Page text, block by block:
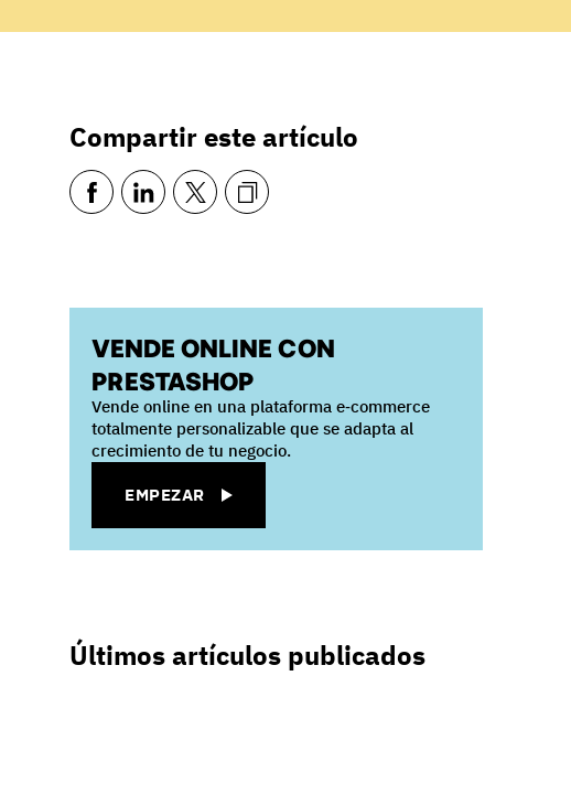
Compartir este artículo
VENDE ONLINE CON
PRESTASHOP
Vende online en una plataforma e‑commerce
totalmente personalizable que se adapta al
crecimiento de tu negocio.
EMPEZAR
Últimos artículos publicados